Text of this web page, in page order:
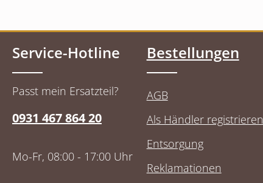
Service-Hotline
Passt mein Ersatzteil?
0931 467 864 20
Mo-Fr, 08:00 - 17:00 Uhr
Bestellungen
AGB
Als Händler registrieren
Entsorgung
Reklamationen